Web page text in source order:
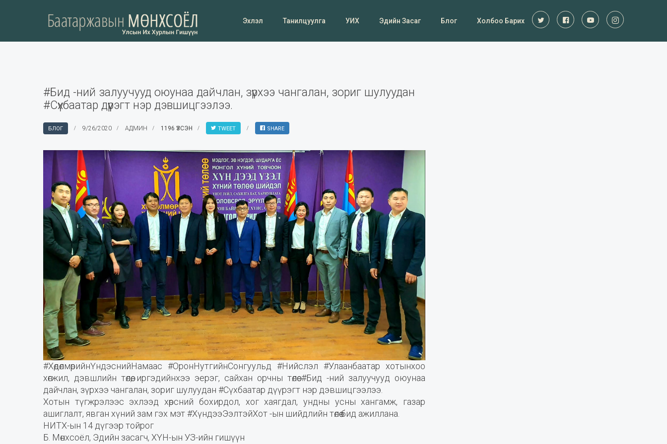
Эхлэл Танилцуулга УИХ Эдийн Засаг Блог Холбоо Барих
#Бид -ний залуучууд оюунаа дайчлан, зүрхээ чангалан, зориг шулуудан
#Сүхбаатар дүүрэгт нэр дэвшицгээлээ.
БЛОГ 9/26/2020 АДМИН 1196 ҮЗСЭН TWEET SHARE
#ХөдөлмөрийнҮндэснийНамаас #ОронНутгийнСонгуульд #Нийслэл #Улаанбаатар хотынхоо
хөгжил, дэвшлийн төлөө, иргэдийнхээ эерэг, сайхан орчны төлөө #Бид -ний залуучууд оюунаа
дайчлан, зүрхээ чангалан, зориг шулуудан #Сүхбаатар дүүрэгт нэр дэвшицгээлээ.
Хотын түгжрэлээс эхлээд хөрсний бохирдол, хог хаягдал, ундны усны хангамж, газар
ашиглалт, явган хүний зам гэх мэт #ХүндээЭэлтэйХот -ын шийдлийн төлөө бид ажиллана.
НИТХ-ын 14 дүгээр тойрог
Б. Мөнхсоёл, Эдийн засагч, ХҮН-ын УЗ-ийн гишүүн